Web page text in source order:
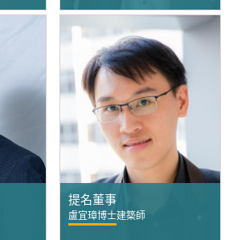
提名董事
盧宜璋博士建築師